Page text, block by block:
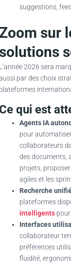
suggestions,
sur
2026 sera
par des choix
qui est
Agents IA
pour
collaborateurs
des documents,
projets,
agiles et les
Recherche
plateformes
intelligents
Interfaces
collaborateur
préférences
fluidité,